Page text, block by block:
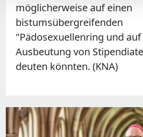
möglicherweise auf einen
bistumsübergreifenden
"Pädosexuellenring und
Ausbeutung von
deuten könnten. (KNA)